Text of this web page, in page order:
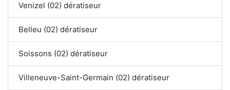
Venizel (02) dératiseur
Belleu (02) dératiseur
Soissons (02) dératiseur
Villeneuve-Saint-Germain (02) dératiseur